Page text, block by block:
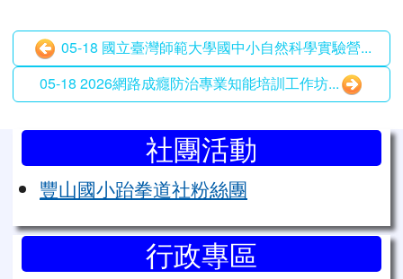
05-18 國立臺灣師範大學國中小自然科學實驗營...
05-18 2026網路成癮防治專業知能培訓工作坊...
左邊區域內容 社團活動
豐山國小跆拳道社粉絲團
行政專區